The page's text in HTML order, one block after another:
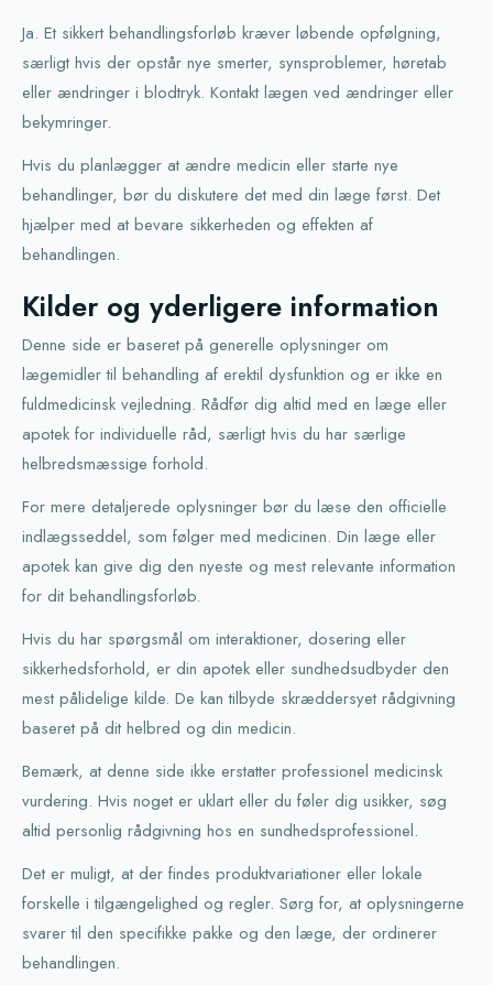
Ja. Et sikkert behandlingsforløb kræver løbende opfølgning,
særligt hvis der opstår nye smerter, synsproblemer, høretab
eller ændringer i blodtryk. Kontakt lægen ved ændringer eller
bekymringer.
Hvis du planlægger at ændre medicin eller starte nye
behandlinger, bør du diskutere det med din læge først. Det
hjælper med at bevare sikkerheden og effekten af
behandlingen.
Kilder og yderligere information
Denne side er baseret på generelle oplysninger om
lægemidler til behandling af erektil dysfunktion og er ikke en
fuldmedicinsk vejledning. Rådfør dig altid med en læge eller
apotek for individuelle råd, særligt hvis du har særlige
helbredsmæssige forhold.
For mere detaljerede oplysninger bør du læse den officielle
indlægsseddel, som følger med medicinen. Din læge eller
apotek kan give dig den nyeste og mest relevante information
for dit behandlingsforløb.
Hvis du har spørgsmål om interaktioner, dosering eller
sikkerhedsforhold, er din apotek eller sundhedsudbyder den
mest pålidelige kilde. De kan tilbyde skræddersyet rådgivning
baseret på dit helbred og din medicin.
Bemærk, at denne side ikke erstatter professionel medicinsk
vurdering. Hvis noget er uklart eller du føler dig usikker, søg
altid personlig rådgivning hos en sundhedsprofessionel.
Det er muligt, at der findes produktvariationer eller lokale
forskelle i tilgængelighed og regler. Sørg for, at oplysningerne
svarer til den specifikke pakke og den læge, der ordinerer
behandlingen.